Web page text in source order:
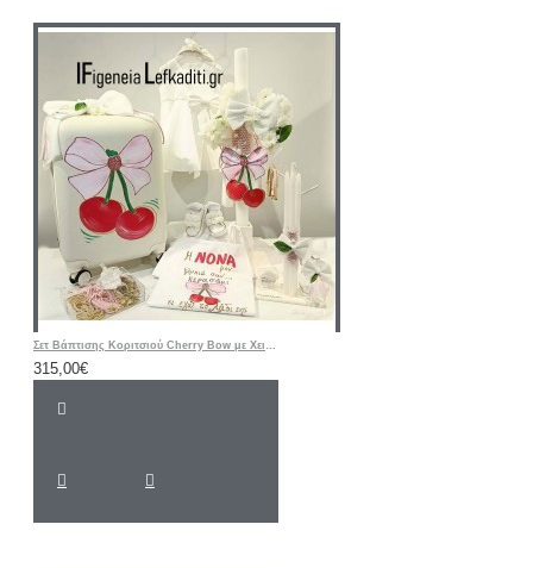
Σετ Βάπτισης Κοριτσιού Cherry Bow με Χειροποίητη Ζωγραφισμένη Βαλίτσα Τρόλεϊ
315,00€